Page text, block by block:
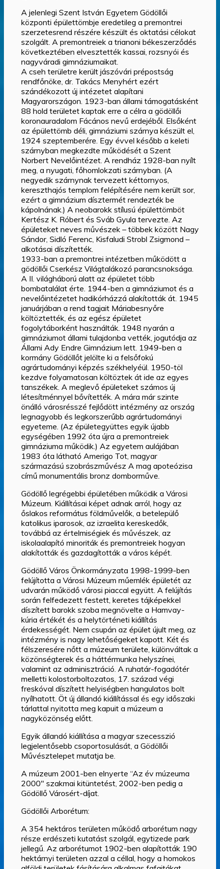
A jelenlegi Szent István Egyetem Gödöllői
központi épülettömbje eredetileg a premontrei
szerzetesrend részére készült és oktatási célokat
szolgált. A premontreiek a trianoni békeszerződés
következtében elvesztették kassai, rozsnyói és
nagyváradi gimnáziumaikat.
A cseh területre került jászóvári prépostság
rendfőnöke, dr. Takács Menyhért ezért
szándékozott új intézetet alapítani
Magyarországon. 1923-ban állami támogatásként
88 hold területet kaptak erre a célra a gödöllői
koronauradalom Fácános nevű erdejéből. Elsőként
az épülettömb déli, gimnáziumi szárnya készült el,
1924 szeptemberére. Egy évvel később a keleti
szárnyban megkezdte működését a Szent
Norbert Nevelőintézet. A rendház 1928-ban nyílt
meg, a nyugati, főhomlokzati szárnyban. (A
negyedik szárnynak tervezett kéttornyos,
kereszthajós templom felépítésére nem került sor,
ezért a gimnázium dísztermét rendezték be
kápolnának.) A neobarokk stílusú épülettömböt
Kertész K. Róbert és Sváb Gyula tervezte. Az
épületeket neves művészek – többek között Nagy
Sándor, Sidló Ferenc, Kisfaludi Strobl Zsigmond –
alkotásai díszítették.
1933-ban a premontrei intézetben működött a
gödöllői Cserkész Világtalákozó parancsnoksága.
A II. világháború alatt az épületet több
bombatalálat érte. 1944-ben a gimnáziumot és a
nevelőintézetet hadikórházzá alakították át. 1945
januárjában a rend tagjait Máriabesnyőre
költöztették, és az egész épületet
fogolytáborként használták. 1948 nyarán a
gimnáziumot állami tulajdonba vették, jogutódja az
Állami Ady Endre Gimnázium lett. 1949-ben a
kormány Gödöllőt jelölte ki a felsőfokú
agrártudományi képzés székhelyéül. 1950-töl
kezdve folyamatosan költöztek át ide az egyes
tanszékek. A meglevő épületeket számos új
létesítménnyel bővítették. A mára már szinte
önálló városrésszé fejlődött intézmény az ország
legnagyobb és legkorszerűbb agrártudományi
egyeteme. (Az épületegyüttes egyik újabb
egységében 1992 óta újra a premontreiek
gimnáziuma működik.) Az egyetem aulájában
1983 óta látható Amerigo Tot, magyar
származású szobrászművész A mag apoteózisa
című monumentális bronz domborműve.
Gödöllő legrégebbi épületében működik a Városi
Múzeum. Kiállításai képet adnak arról, hogy az
őslakos református földművelők, a betelepülő
katolikus iparosok, az izraelita kereskedők,
továbbá az értelmiségiek és művészek, az
iskolaalapító minoriták és premontreiek hogyan
alakították és gazdagították a város képét.
Gödöllő Város Önkormányzata 1998-1999-ben
felújította a Városi Múzeum műemlék épületét az
udvarán működő városi piaccal együtt. A felújítás
során felfedezett festett, keretes tájképekkel
díszített barokk szoba megnövelte a Hamvay-
kúria értékét és a helytörténeti kiállítás
érdekességét. Nem csupán az épület újult meg, az
intézmény is nagy lehetőségeket kapott. Két és
félszeresére nőtt a múzeum területe, különváltak a
közönségterek és a háttérmunka helyszínei,
valamint az adminisztráció. A ruhatár-fogadótér
melletti kolostorboltozatos, 17. század végi
freskóval díszített helyiségben hangulatos bolt
nyílhatott. Öt új állandó kiállítással és egy időszaki
tárlattal nyitotta meg kapuit a múzeum a
nagyközönség előtt.
Egyik állandó kiállítása a magyar szecesszió
legjelentősebb csoportosulását, a Gödöllői
Művésztelepet mutatja be.
A múzeum 2001-ben elnyerte “Az év múzeuma
2000″ szakmai kitüntetést, 2002-ben pedig a
Gödöllő Városért-díjat.
Gödöllői Arborétum:
A 354 hektáros területen működő arborétum nagy
része erdészeti kutatást szolgál, egytizede park
jellegű. Az arborétumot 1902-ben alapították 190
hektárnyi területen azzal a céllal, hogy a homokos